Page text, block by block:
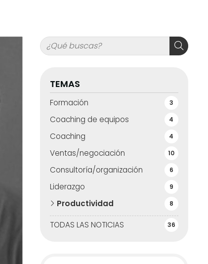
TEMAS
TODAS LAS NOTICIAS 36
Formación 3
Coaching de equipos 4
Coaching 4
Ventas/negociación 10
Consultoría/organización 6
Liderazgo 9
Productividad 8